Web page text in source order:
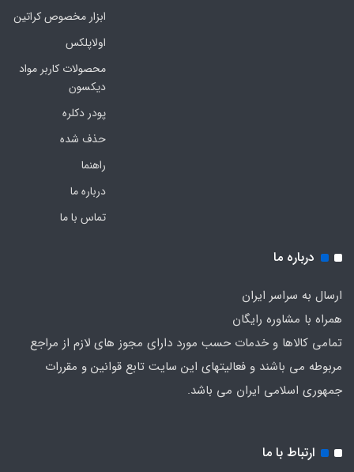
ابزار مخصوص کراتین
اولاپلکس
محصولات کاربر مواد
دیکسون
پودر دکلره
حذف شده
راهنما
درباره ما
تماس با ما
درباره ما
ارسال به سراسر ایران
همراه با مشاوره رایگان
تمامی کالاها و خدمات حسب مورد دارای مجوز های لازم از مراجع
مربوطه می باشند و فعالیتهای این سایت تابع قوانین و مقررات
جمهوری اسلامی ایران می باشد.
ارتباط با ما